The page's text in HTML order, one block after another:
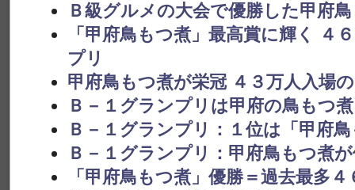
Ｂ級グルメの大会で優勝した甲府
「甲府鳥もつ煮」最高賞に輝く ４
プリ
甲府鳥もつ煮が栄冠 ４３万人入場
Ｂ－１グランプリは甲府の鳥もつ煮
Ｂ－１グランプリ：１位は「甲府
Ｂ－１グランプリ：甲府鳥もつ煮
「甲府鳥もつ煮」優勝＝過去最多